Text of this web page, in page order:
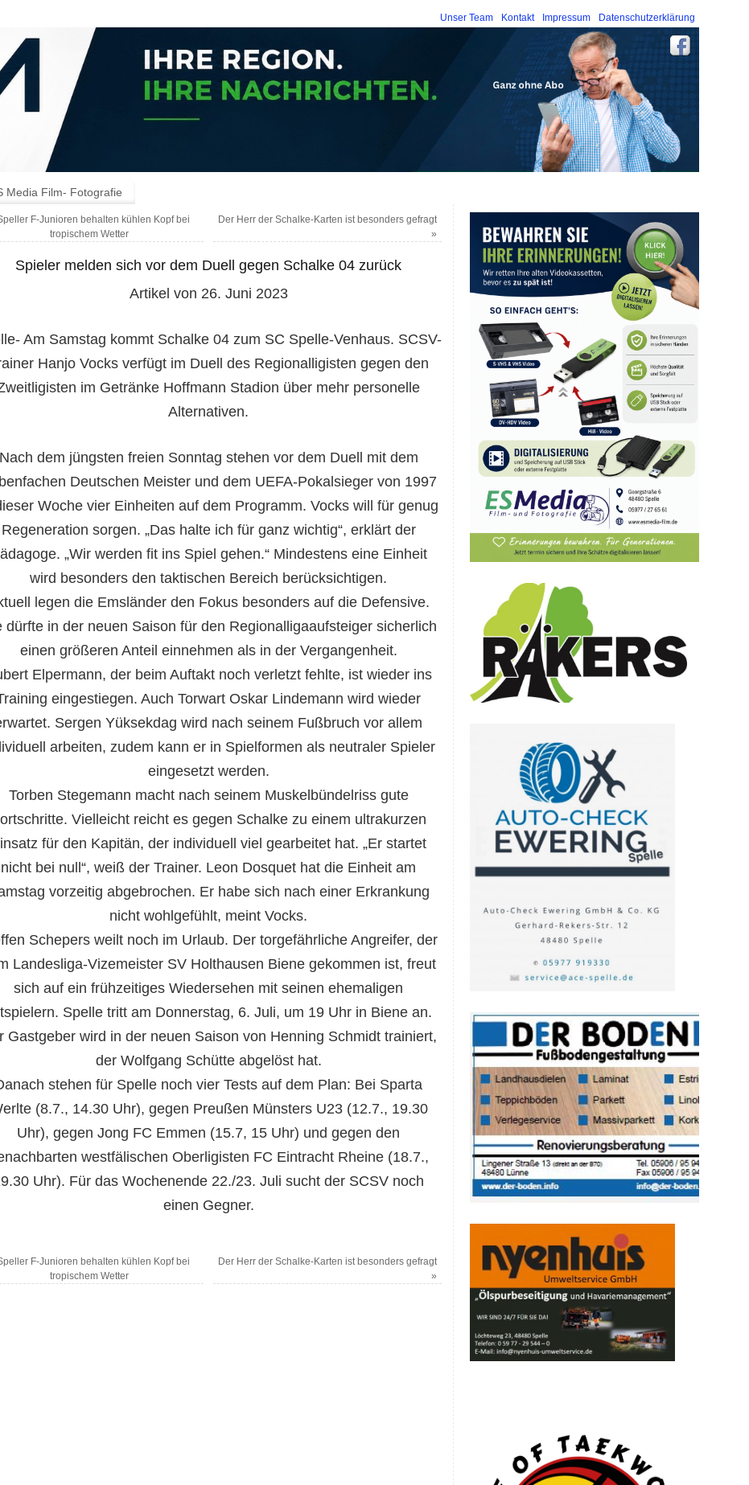
Unser Team Kontakt Impressum Datenschutzerklärung
Media Film- Fotografie
F-Junioren behalten kühlen Kopf bei
tropischem Wetter
Der Herr der Schalke-Karten ist besonders gefragt
»
Spieler melden sich vor dem Duell gegen Schalke 04 zurück
Artikel von 26. Juni 2023
Am Samstag kommt Schalke 04 zum SC Spelle-Venhaus. SCSV-
Hanjo Vocks verfügt im Duell des Regionalligisten gegen den
im Getränke Hoffmann Stadion über mehr personelle
Alternativen.
Nach dem jüngsten freien Sonntag stehen vor dem Duell mit dem
Deutschen Meister und dem UEFA-Pokalsieger von 1997
Woche vier Einheiten auf dem Programm. Vocks will für genug
Regeneration sorgen. „Das halte ich für ganz wichtig“, erklärt der
„Wir werden fit ins Spiel gehen.“ Mindestens eine Einheit
wird besonders den taktischen Bereich berücksichtigen.
legen die Emsländer den Fokus besonders auf die Defensive.
dürfte in der neuen Saison für den Regionalligaaufsteiger sicherlich
einen größeren Anteil einnehmen als in der Vergangenheit.
Elpermann, der beim Auftakt noch verletzt fehlte, ist wieder ins
eingestiegen. Auch Torwart Oskar Lindemann wird wieder
Sergen Yüksekdag wird nach seinem Fußbruch vor allem
arbeiten, zudem kann er in Spielformen als neutraler Spieler
eingesetzt werden.
Torben Stegemann macht nach seinem Muskelbündelriss gute
Vielleicht reicht es gegen Schalke zu einem ultrakurzen
für den Kapitän, der individuell viel gearbeitet hat. „Er startet
nicht bei null“, weiß der Trainer. Leon Dosquet hat die Einheit am
vorzeitig abgebrochen. Er habe sich nach einer Erkrankung
nicht wohlgefühlt, meint Vocks.
Schepers weilt noch im Urlaub. Der torgefährliche Angreifer, der
Landesliga-Vizemeister SV Holthausen Biene gekommen ist, freut
sich auf ein frühzeitiges Wiedersehen mit seinen ehemaligen
Spelle tritt am Donnerstag, 6. Juli, um 19 Uhr in Biene an.
Gastgeber wird in der neuen Saison von Henning Schmidt trainiert,
der Wolfgang Schütte abgelöst hat.
stehen für Spelle noch vier Tests auf dem Plan: Bei Sparta
(8.7., 14.30 Uhr), gegen Preußen Münsters U23 (12.7., 19.30
Uhr), gegen Jong FC Emmen (15.7, 15 Uhr) und gegen den
westfälischen Oberligisten FC Eintracht Rheine (18.7.,
Uhr). Für das Wochenende 22./23. Juli sucht der SCSV noch
einen Gegner.
F-Junioren behalten kühlen Kopf bei
tropischem Wetter
Der Herr der Schalke-Karten ist besonders gefragt
»